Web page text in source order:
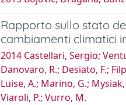
Rapporto sullo stato
cambiamenti climatici
2014 Castellari, Sergio;
Danovaro, R.; Desiato, F.;
Luise, A.; Marino, G.;
Viaroli, P.; Vurro, M.